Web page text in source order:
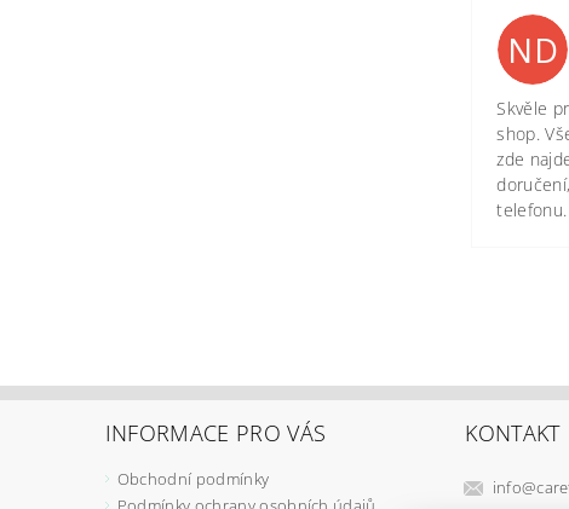
ND
Skvěle
shop.
zde
INFORMACE PRO VÁS
Obchodní podmínky
KONTAKT
info@